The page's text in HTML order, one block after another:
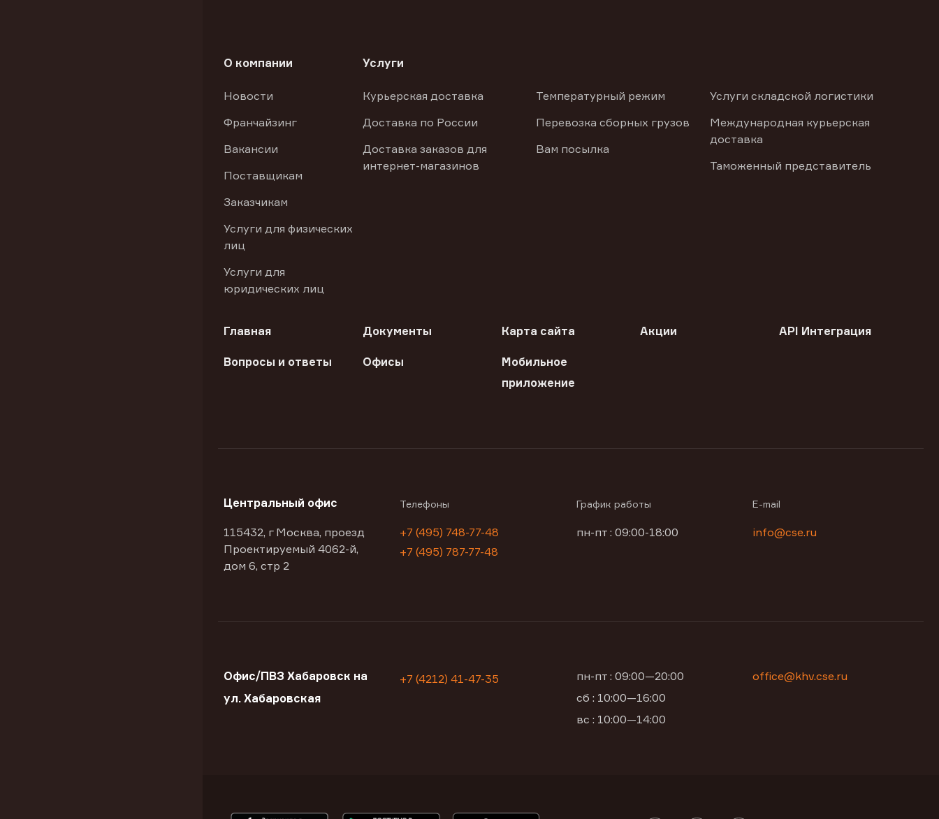
О компании
Новости
Франчайзинг
Вакансии
Поставщикам
Заказчикам
Услуги для физических
лиц
Услуги для
юридических лиц
Услуги
Курьерская доставка
Доставка по России
Доставка заказов для
интернет-магазинов
Температурный режим
Перевозка сборных грузов
Вам посылка
Услуги складской логистики
Международная курьерская
доставка
Таможенный представитель
Главная Документы Карта сайта Акции API Интеграция
Вопросы и ответы Офисы
Мобильное
приложение
Центральный офис
115432, г Москва, проезд
Проектируемый 4062-й,
дом 6, стр 2
Телефоны
+7 (495) 748-77-48
+7 (495) 787-77-48
График работы
пн-пт : 09:00-18:00
E-mail
info@cse.ru
Офис/ПВЗ Хабаровск на
ул. Хабаровская
+7 (4212) 41-47-35
пн-пт : 09:00—20:00
сб : 10:00—16:00
вс : 10:00—14:00
office@khv.cse.ru